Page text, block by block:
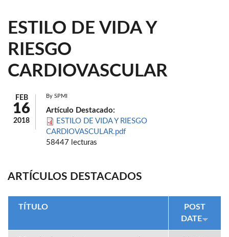
ESTILO DE VIDA Y
RIESGO
CARDIOVASCULAR
FEB
16
2018
By SPMI
Artículo Destacado:
ESTILO DE VIDA Y RIESGO
CARDIOVASCULAR.pdf
58447 lecturas
ARTÍCULOS DESTACADOS
TÍTULO
POST
DATE